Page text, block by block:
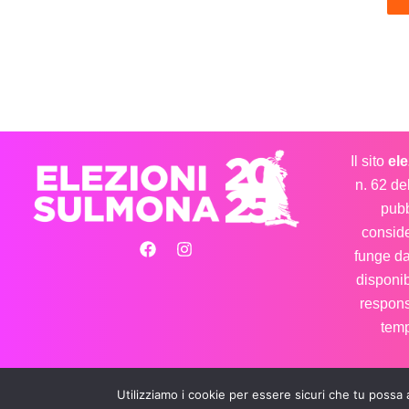
Il sito
n. 62
funge da
Utilizziamo i cookie per essere sicuri che tu